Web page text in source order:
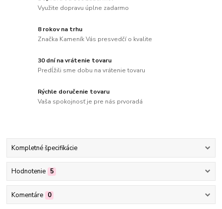
Využite dopravu úplne zadarmo
8 rokov na trhu
Značka Kameník Vás presvedčí o kvalite
30 dní na vrátenie tovaru
Predĺžili sme dobu na vrátenie tovaru
Rýchle doručenie tovaru
Vaša spokojnosť je pre nás prvoradá
Kompletné špecifikácie
Hodnotenie 5
Komentáre 0